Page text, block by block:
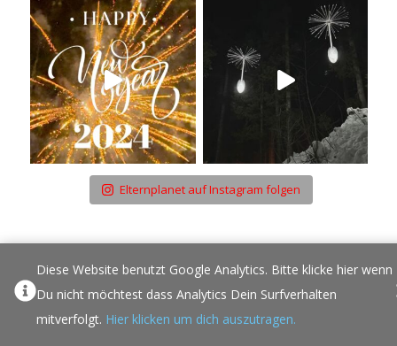
Elternplanet auf Instagram folgen
NICHTS MEHR VON ELTERNPLANET VERPASSEN!
E-Mail Addresse *
Diese Website benutzt Google Analytics. Bitte klicke hier wenn
Du nicht möchtest dass Analytics Dein Surfverhalten
mitverfolgt. Hier klicken um dich auszutragen.